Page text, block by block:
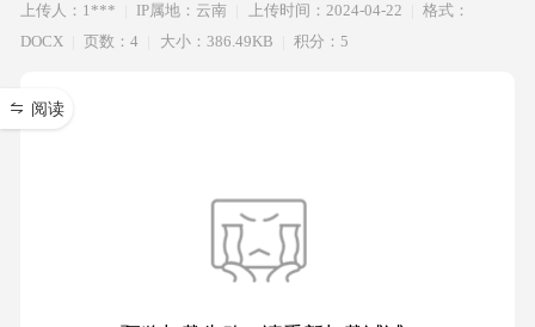
上传人：1*** IP属地：云南 上传时间：2024-04-22
格式：
DOCX
页数：4 大小：386.49KB 积分：5
阅读